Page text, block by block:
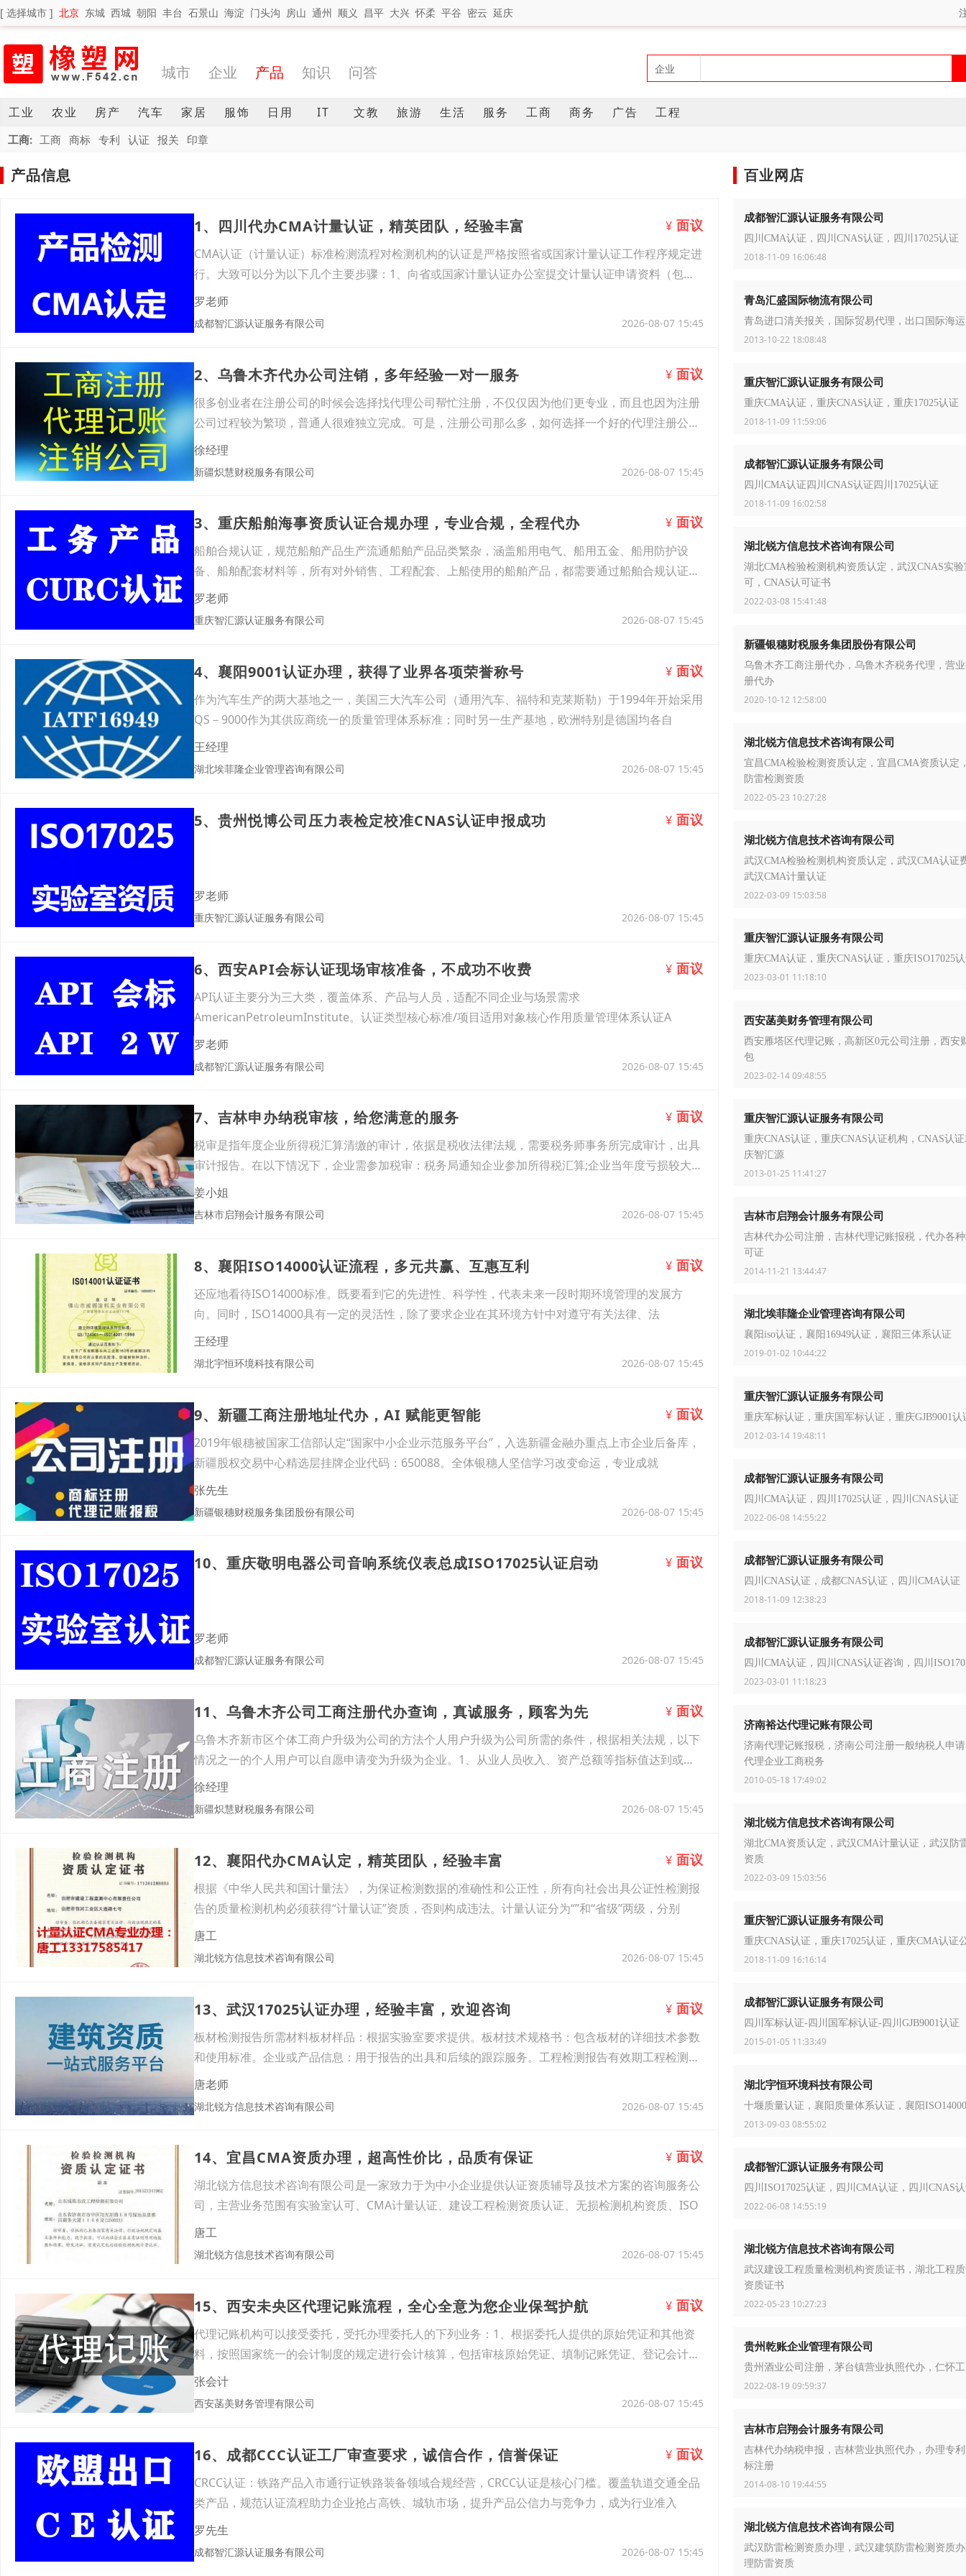
[ 选择城市 ] 北京 东城 西城 朝阳 丰台 石景山 海淀 门头沟 房山 通州 顺义 昌平 大兴 怀柔 平谷 密云 延庆
城市 企业 产品 知识 问答
工业 农业 房产 汽车 家居 服饰 日用 IT 文教 旅游 生活 服务 工商 商务 广告 工程
工商: 工商 商标 专利 认证 报关 印章
产品信息
1、四川代办CMA计量认证，精英团队，经验丰富 ¥ 面议
CMA认证（计量认证）标准检测流程对检测机构的认证是严格按照省或国家计量认证工作程序规定进
行。大致可以分为以下几个主要步骤：1、向省或国家计量认证办公室提交计量认证申请资料（包
括：
罗老师
成都智汇源认证服务有限公司 2026-08-07 15:45
2、乌鲁木齐代办公司注销，多年经验一对一服务 ¥ 面议
很多创业者在注册公司的时候会选择找代理公司帮忙注册，不仅仅因为他们更专业，而且也因为注册
公司过程较为繁琐，普通人很难独立完成。可是，注册公司那么多，如何选择一个好的代理注册公司
是大
徐经理
新疆炽慧财税服务有限公司 2026-08-07 15:45
3、重庆船舶海事资质认证合规办理，专业合规，全程代办 ¥ 面议
船舶合规认证，规范船舶产品生产流通船舶产品品类繁杂，涵盖船用电气、船用五金、船用防护设
备、船舶配套材料等，所有对外销售、工程配套、上船使用的船舶产品，都需要通过船舶合规认证，
保障产
罗老师
重庆智汇源认证服务有限公司 2026-08-07 15:45
4、襄阳9001认证办理，获得了业界各项荣誉称号 ¥ 面议
作为汽车生产的两大基地之一，美国三大汽车公司（通用汽车、福特和克莱斯勒）于1994年开始采用
QS－9000作为其供应商统一的质量管理体系标准；同时另一生产基地，欧洲特别是德国均各自
王经理
湖北埃菲隆企业管理咨询有限公司 2026-08-07 15:45
5、贵州悦博公司压力表检定校准CNAS认证申报成功 ¥ 面议
罗老师
重庆智汇源认证服务有限公司 2026-08-07 15:45
6、西安API会标认证现场审核准备，不成功不收费 ¥ 面议
API认证主要分为三大类，覆盖体系、产品与人员，适配不同企业与场景需求
AmericanPetroleumInstitute。认证类型核心标准/项目适用对象核心作用质量管理体系认证A
罗老师
成都智汇源认证服务有限公司 2026-08-07 15:45
7、吉林申办纳税审核，给您满意的服务 ¥ 面议
税审是指年度企业所得税汇算清缴的审计，依据是税收法律法规，需要税务师事务所完成审计，出具
审计报告。在以下情况下，企业需参加税审：税务局通知企业参加所得税汇算;企业当年度亏损较大，
希
姜小姐
吉林市启翔会计服务有限公司 2026-08-07 15:45
8、襄阳ISO14000认证流程，多元共赢、互惠互利 ¥ 面议
还应地看待ISO14000标准。既要看到它的先进性、科学性，代表未来一段时期环境管理的发展方
向。同时，ISO14000具有一定的灵活性，除了要求企业在其环境方针中对遵守有关法律、法
王经理
湖北宇恒环境科技有限公司 2026-08-07 15:45
9、新疆工商注册地址代办，AI 赋能更智能 ¥ 面议
2019年银穗被国家工信部认定“国家中小企业示范服务平台”，入选新疆金融办重点上市企业后备库，
新疆股权交易中心精选层挂牌企业代码：650088。全体银穗人坚信学习改变命运，专业成就
张先生
新疆银穗财税服务集团股份有限公司 2026-08-07 15:45
10、重庆敬明电器公司音响系统仪表总成ISO17025认证启动 ¥ 面议
罗老师
成都智汇源认证服务有限公司 2026-08-07 15:45
11、乌鲁木齐公司工商注册代办查询，真诚服务，顾客为先 ¥ 面议
乌鲁木齐新市区个体工商户升级为公司的方法个人用户升级为公司所需的条件，根据相关法规，以下
情况之一的个人用户可以自愿申请变为升级为企业。1、从业人员收入、资产总额等指标值达到或接
近中
徐经理
新疆炽慧财税服务有限公司 2026-08-07 15:45
12、襄阳代办CMA认定，精英团队，经验丰富 ¥ 面议
根据《中华人民共和国计量法》，为保证检测数据的准确性和公正性，所有向社会出具公证性检测报
告的质量检测机构必须获得“计量认证”资质，否则构成违法。计量认证分为“”和“省级”两级，分别
唐工
湖北锐方信息技术咨询有限公司 2026-08-07 15:45
13、武汉17025认证办理，经验丰富，欢迎咨询 ¥ 面议
板材检测报告所需材料板材样品：根据实验室要求提供。板材技术规格书：包含板材的详细技术参数
和使用标准。企业或产品信息：用于报告的出具和后续的跟踪服务。工程检测报告有效期工程检测报
告的
唐老师
湖北锐方信息技术咨询有限公司 2026-08-07 15:45
14、宜昌CMA资质办理，超高性价比，品质有保证 ¥ 面议
湖北锐方信息技术咨询有限公司是一家致力于为中小企业提供认证资质辅导及技术方案的咨询服务公
司，主营业务范围有实验室认可、CMA计量认证、建设工程检测资质认证、无损检测机构资质、ISO
唐工
湖北锐方信息技术咨询有限公司 2026-08-07 15:45
15、西安未央区代理记账流程，全心全意为您企业保驾护航 ¥ 面议
代理记账机构可以接受委托，受托办理委托人的下列业务：1、根据委托人提供的原始凭证和其他资
料，按照国家统一的会计制度的规定进行会计核算，包括审核原始凭证、填制记账凭证、登记会计账
簿、
张会计
西安菡美财务管理有限公司 2026-08-07 15:45
16、成都CCC认证工厂审查要求​，诚信合作，信誉保证 ¥ 面议
CRCC认证：铁路产品入市通行证​铁路装备领域合规经营，CRCC认证是核心门槛。覆盖轨道交通全品
类产品，规范认证流程助力企业抢占高铁、城轨市场，提升产品公信力与竞争力，成为行业准入
罗先生
成都智汇源认证服务有限公司 2026-08-07 15:45
百业网店
成都智汇源认证服务有限公司
四川CMA认证，四川CNAS认证，四川17025认证
2018-11-09 16:06:48
青岛汇盛国际物流有限公司
青岛进口清关报关，国际贸易代理，出口国际海运
2013-10-22 18:08:48
重庆智汇源认证服务有限公司
重庆CMA认证，重庆CNAS认证，重庆17025认证
2018-11-09 11:59:06
成都智汇源认证服务有限公司
四川CMA认证四川CNAS认证四川17025认证
2018-11-09 16:02:58
湖北锐方信息技术咨询有限公司
湖北CMA检验检测机构资质认定，武汉CNAS实验
可，CNAS认可证书
2022-03-08 15:41:48
新疆银穗财税服务集团股份有限公司
乌鲁木齐工商注册代办，乌鲁木齐税务代理，营
册代办
2020-10-12 12:58:00
湖北锐方信息技术咨询有限公司
宜昌CMA检验检测资质认定，宜昌CMA资质认定
防雷检测资质
2022-05-23 10:27:28
湖北锐方信息技术咨询有限公司
武汉CMA检验检测机构资质认定，武汉CMA认证
武汉CMA计量认证
2022-03-09 15:03:58
重庆智汇源认证服务有限公司
重庆CMA认证，重庆CNAS认证，重庆ISO17025
2023-03-01 11:18:10
西安菡美财务管理有限公司
西安雁塔区代理记账，高新区0元公司注册，西安
包
2023-02-14 09:48:55
重庆智汇源认证服务有限公司
重庆CNAS认证，重庆CNAS认证机构，CNAS认
庆智汇源
2013-01-25 11:41:27
吉林市启翔会计服务有限公司
吉林代办公司注册，吉林代理记账报税，代办各
可证
2014-11-21 13:44:47
湖北埃菲隆企业管理咨询有限公司
襄阳iso认证，襄阳16949认证，襄阳三体系认证
2019-01-02 10:44:22
重庆智汇源认证服务有限公司
重庆军标认证，重庆国军标认证，重庆GJB9001认
2012-03-14 19:48:11
成都智汇源认证服务有限公司
四川CMA认证，四川17025认证，四川CNAS认证
2022-06-08 14:55:22
成都智汇源认证服务有限公司
四川CNAS认证，成都CNAS认证，四川CMA认证
2018-11-09 12:38:23
成都智汇源认证服务有限公司
四川CMA认证，四川CNAS认证咨询，四川
2023-03-01 11:18:23
济南裕达代理记账有限公司
济南代理记账报税，济南公司注册一般纳税人申
代理企业工商税务
2010-05-18 17:49:02
湖北锐方信息技术咨询有限公司
湖北CMA资质认定，武汉CMA计量认证，武汉防
资质
2022-03-09 15:03:56
重庆智汇源认证服务有限公司
重庆CNAS认证，重庆17025认证，重庆CMA认证
2018-11-09 16:16:14
成都智汇源认证服务有限公司
四川军标认证-四川国军标认证-四川GJB9001认证
2015-01-05 11:33:49
湖北宇恒环境科技有限公司
十堰质量认证，襄阳质量体系认证，襄阳
2013-09-03 08:55:02
成都智汇源认证服务有限公司
四川ISO17025认证，四川CMA认证，四川CNAS
2022-06-08 14:55:19
湖北锐方信息技术咨询有限公司
武汉建设工程质量检测机构资质证书，湖北工程
资质证书
2022-05-23 10:27:23
贵州乾账企业管理有限公司
贵州酒业公司注册，茅台镇营业执照代办，仁怀
2022-08-19 09:59:37
吉林市启翔会计服务有限公司
吉林代办纳税申报，吉林营业执照代办，办理专
标注册
2014-08-10 19:44:55
湖北锐方信息技术咨询有限公司
武汉防雷检测资质办理，武汉建筑防雷检测资质
理防雷资质